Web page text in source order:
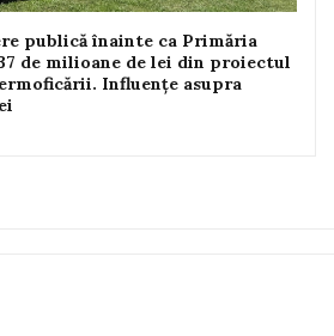
publică înainte ca Primăria
de milioane de lei din proiectul
Influențe asupra